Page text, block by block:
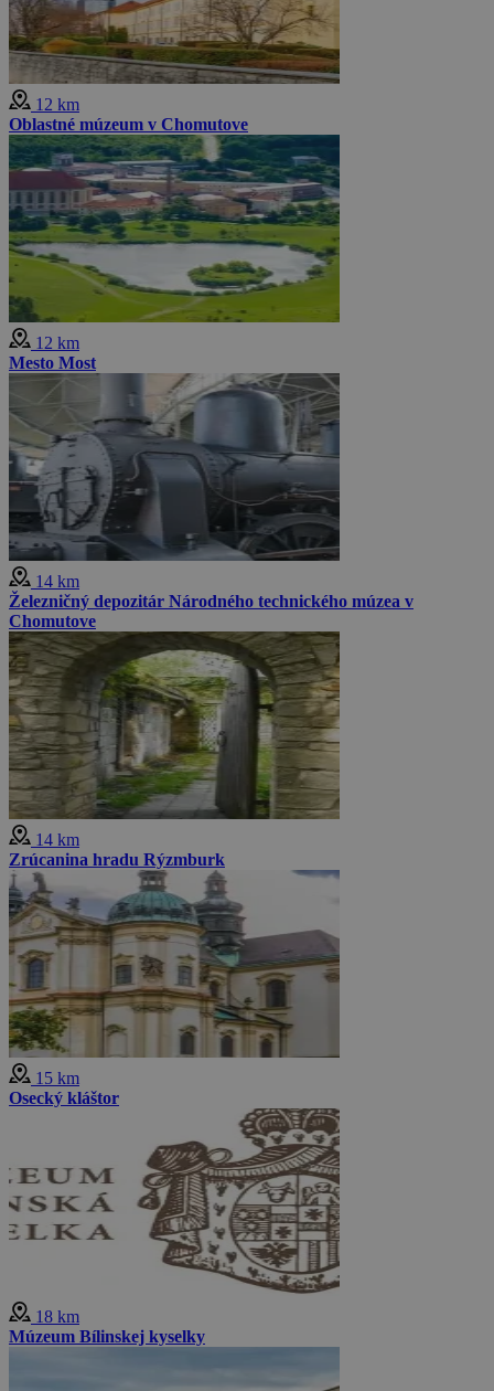
12 km
Oblastné múzeum v Chomutove
12 km
Mesto Most
14 km
Železničný depozitár Národného technického múzea v
Chomutove
14 km
Zrúcanina hradu Rýzmburk
15 km
Osecký kláštor
18 km
Múzeum Bílinskej kyselky